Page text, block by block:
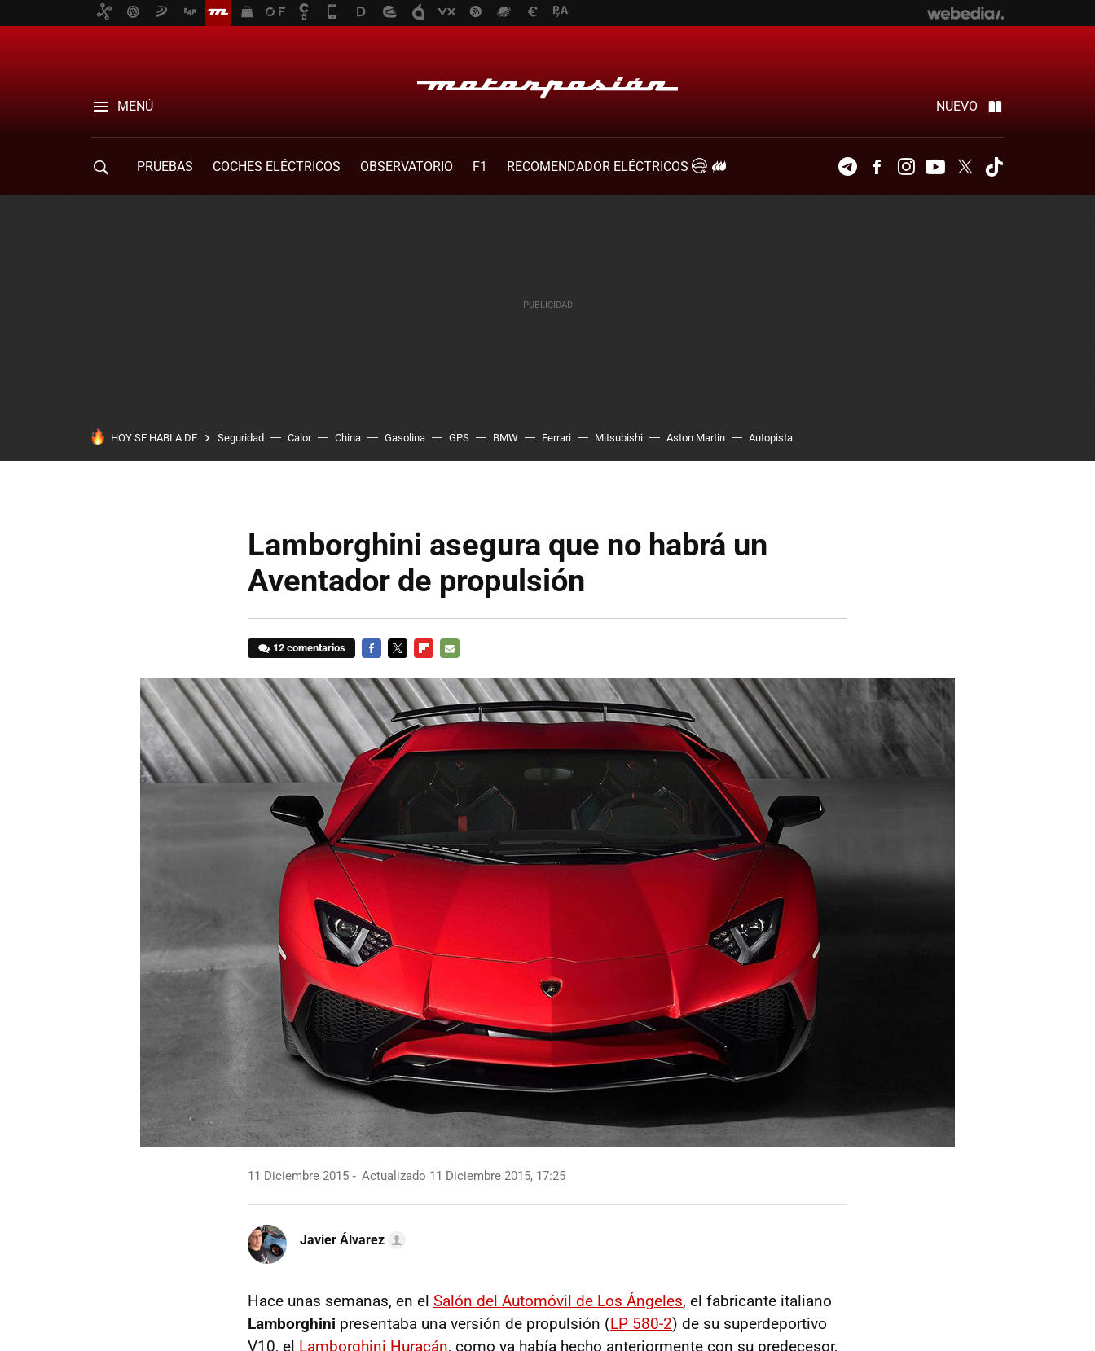
MENÚ NUEVO
PRUEBAS COCHES ELÉCTRICOS OBSERVATORIO F1
RECOMENDADOR ELÉCTRICOS
TelegramFacebookInstagramYoutubeTwitter
HOY SE HABLA DE Seguridad Calor China Gasolina GPS BMW Ferrari Mitsubishi Aston Martin Autopista
Lamborghini asegura que no habrá un
Aventador de propulsión
12 comentarios
MAIL
11 Diciembre 2015 Actualizado 11 Diciembre 2015, 17:25
Javier Álvarez
Hace unas semanas, en el Salón del Automóvil de Los Ángeles, el fabricante italiano
Lamborghini presentaba una versión de propulsión (LP 580-2) de su superdeportivo
V10, el Lamborghini Huracán, como ya había hecho anteriormente con su predecesor,